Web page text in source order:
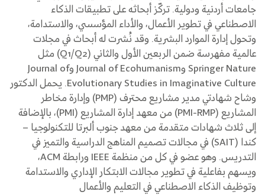
جامعات أردنية ودولية. تركّز أبحاثه على تطبيقات الذكاء
الاصطناعي في تطوير الأعمال، والأداء المؤسسي، والاستدامة،
وتحول إدارة الموارد البشرية. وقد نُشرت له أبحاث في مجلات
عالمية مفهرسة ضمن الربعين الأول والثاني (Q1/Q2) مثل
Springer Nature وJournal of Ecohumanism وJournal of
Evolutionary Studies in Imaginative Culture. يحمل الدكتور
وشاح شهادتي مدير مشاريع محترف (PMP) وإدارة مخاطر
المشاريع (PMI-RMP) من معهد إدارة المشاريع (PMI)، بالإضافة
إلى ثلاث شهادات متقدمة من معهد جنوب ألبرتا للتكنولوجيا –
كندا (SAIT) في مجالات تصميم المناهج الدراسية والتميز في
التدريس. وهو عضو في كل من منظمة IEEE ورابطة ACM،
ويسهم بفاعلية في تطوير مجالات الابتكار الإداري والاستدامة
وتوظيف الذكاء الاصطناعي في التعليم والأعمال